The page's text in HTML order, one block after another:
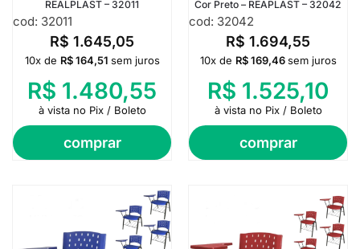
REALPLAST – 32011
cod: 32011
R$ 1.645,05
comprar
10x de R$164,51 sem juros
R$ 1.480,55
à vista no Pix / Boleto
Cor Preto – REAPLAST – 32042
cod: 32042
R$ 1.694,55
comprar
10x de R$169,46 sem juros
R$ 1.525,10
à vista no Pix / Boleto